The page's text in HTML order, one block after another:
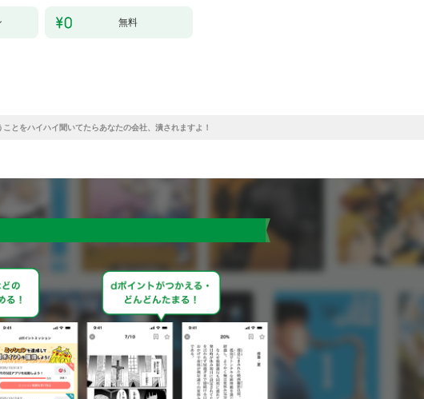
無料
とをハイハイ聞いてたらあなたの会社、潰されますよ！